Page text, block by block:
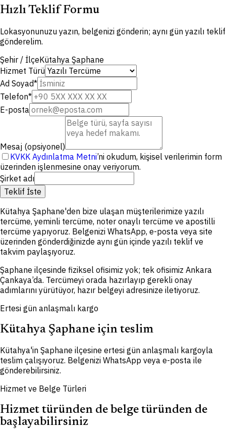
Hızlı Teklif Formu
Lokasyonunuzu yazın, belgenizi gönderin; aynı gün yazılı teklif
gönderelim.
Şehir / İlçeKütahya Şaphane
Hizmet Türü
Ad Soyad*
Telefon*
E-posta
Mesaj (opsiyonel)
KVKK Aydınlatma Metni’ni okudum, kişisel verilerimin form
üzerinden işlenmesine onay veriyorum.
Şirket adı
Teklif İste
Kütahya Şaphane'den bize ulaşan müşterilerimize yazılı
tercüme, yeminli tercüme, noter onaylı tercüme ve apostilli
tercüme yapıyoruz. Belgenizi WhatsApp, e-posta veya site
üzerinden gönderdiğinizde aynı gün içinde yazılı teklif ve
takvim paylaşıyoruz.
Şaphane ilçesinde fiziksel ofisimiz yok; tek ofisimiz Ankara
Çankaya’da. Tercümeyi orada hazırlayıp gerekli onay
adımlarını yürütüyor, hazır belgeyi adresinize iletiyoruz.
Ertesi gün anlaşmalı kargo
Kütahya Şaphane için teslim
Kütahya'in Şaphane ilçesine ertesi gün anlaşmalı kargoyla
teslim çalışıyoruz. Belgenizi WhatsApp veya e-posta ile
gönderebilirsiniz.
Hizmet ve Belge Türleri
Hizmet türünden de belge türünden de
başlayabilirsiniz